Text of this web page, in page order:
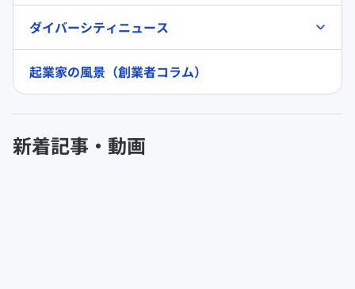
ダイバーシティニュース
起業家の風景（創業者コラム）
新着記事・動画